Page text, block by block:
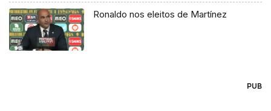
Ronaldo nos eleitos de Martínez
PUB